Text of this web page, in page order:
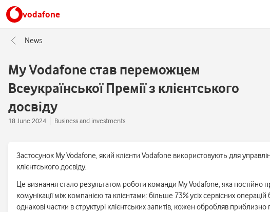
vodafone
News
My Vodafone став переможцем
Всеукраїнської Премії з клієнтського
досвіду
18 June 2024 Business and investments
Застосунок My Vodafone, який клієнти Vodafone використовують для
клієнтського досвіду.
Це визнання стало результатом роботи команди My Vodafone, яка постійно
комунікації між компанією та клієнтами: більше 73% усіх сервісних
однакові частки в структурі клієнтських запитів, кожен обробляв приблизно